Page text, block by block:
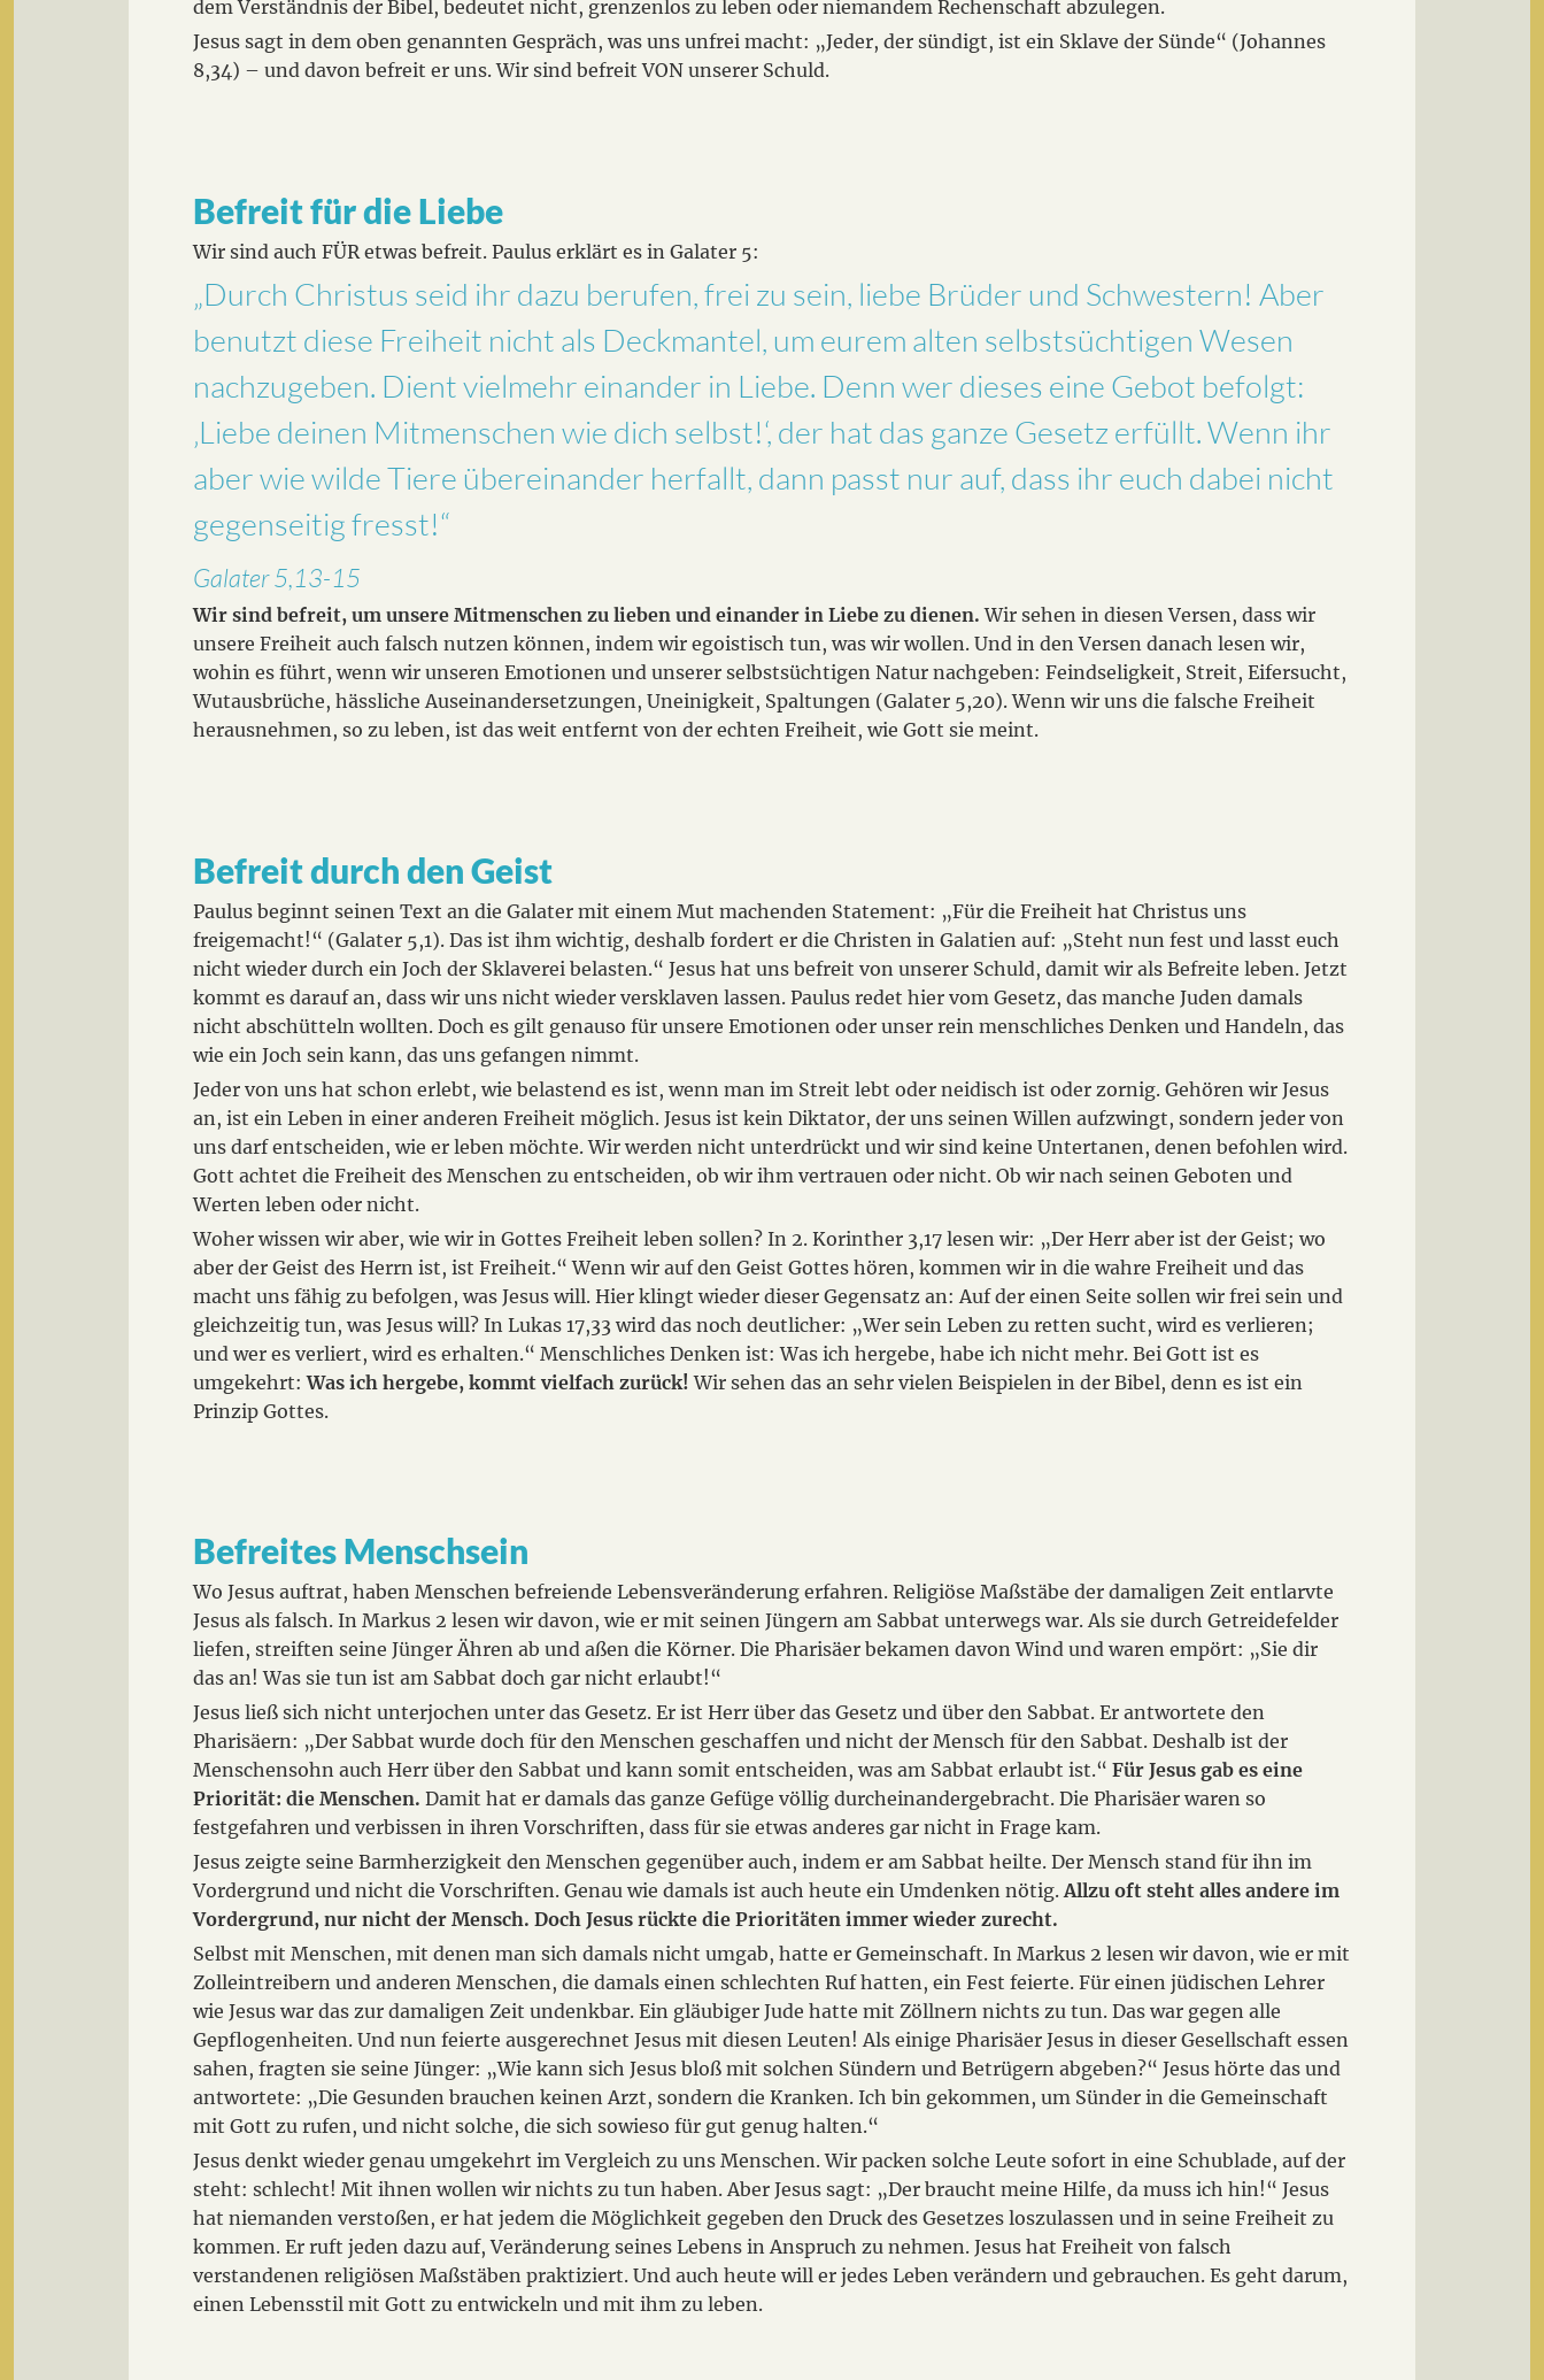
dem Verständnis der Bibel, bedeutet nicht, grenzenlos zu leben oder niemandem Rechenschaft abzulegen.
Jesus sagt in dem oben genannten Gespräch, was uns unfrei macht: „Jeder, der sündigt, ist ein Sklave der Sünde“ (Johannes
8,34) – und davon befreit er uns. Wir sind befreit VON unserer Schuld.
Befreit für die Liebe
Wir sind auch FÜR etwas befreit. Paulus erklärt es in Galater 5:
„Durch Christus seid ihr dazu berufen, frei zu sein, liebe Brüder und Schwestern! Aber
benutzt diese Freiheit nicht als Deckmantel, um eurem alten selbstsüchtigen Wesen
nachzugeben. Dient vielmehr einander in Liebe. Denn wer dieses eine Gebot befolgt:
‚Liebe deinen Mitmenschen wie dich selbst!‘, der hat das ganze Gesetz erfüllt. Wenn ihr
aber wie wilde Tiere übereinander herfallt, dann passt nur auf, dass ihr euch dabei nicht
gegenseitig fresst!“
Galater 5,13-15
Wir sind befreit, um unsere Mitmenschen zu lieben und einander in Liebe zu dienen.Wir sehen in diesen Versen, dass wir
unsere Freiheit auch falsch nutzen können, indem wir egoistisch tun, was wir wollen. Und in den Versen danach lesen wir,
wohin es führt, wenn wir unseren Emotionen und unserer selbstsüchtigen Natur nachgeben: Feindseligkeit, Streit, Eifersucht,
Wutausbrüche, hässliche Auseinandersetzungen, Uneinigkeit, Spaltungen (Galater 5,20). Wenn wir uns die falsche Freiheit
herausnehmen, so zu leben, ist das weit entfernt von der echten Freiheit, wie Gott sie meint.
Befreit durch den Geist
Paulus beginnt seinen Text an die Galater mit einem Mut machenden Statement: „Für die Freiheit hat Christus uns
freigemacht!“ (Galater 5,1). Das ist ihm wichtig, deshalb fordert er die Christen in Galatien auf: „Steht nun fest und lasst euch
nicht wieder durch ein Joch der Sklaverei belasten.“ Jesus hat uns befreit von unserer Schuld, damit wir als Befreite leben. Jetzt
kommt es darauf an, dass wir uns nicht wieder versklaven lassen. Paulus redet hier vom Gesetz, das manche Juden damals
nicht abschütteln wollten. Doch es gilt genauso für unsere Emotionen oder unser rein menschliches Denken und Handeln, das
wie ein Joch sein kann, das uns gefangen nimmt.
Jeder von uns hat schon erlebt, wie belastend es ist, wenn man im Streit lebt oder neidisch ist oder zornig. Gehören wir Jesus
an, ist ein Leben in einer anderen Freiheit möglich. Jesus ist kein Diktator, der uns seinen Willen aufzwingt, sondern jeder von
uns darf entscheiden, wie er leben möchte. Wir werden nicht unterdrückt und wir sind keine Untertanen, denen befohlen wird.
Gott achtet die Freiheit des Menschen zu entscheiden, ob wir ihm vertrauen oder nicht. Ob wir nach seinen Geboten und
Werten leben oder nicht.
Woher wissen wir aber, wie wir in Gottes Freiheit leben sollen? In 2. Korinther 3,17 lesen wir: „Der Herr aber ist der Geist; wo
aber der Geist des Herrn ist, ist Freiheit.“ Wenn wir auf den Geist Gottes hören, kommen wir in die wahre Freiheit und das
macht uns fähig zu befolgen, was Jesus will. Hier klingt wieder dieser Gegensatz an: Auf der einen Seite sollen wir frei sein und
gleichzeitig tun, was Jesus will? In Lukas 17,33 wird das noch deutlicher: „Wer sein Leben zu retten sucht, wird es verlieren;
und wer es verliert, wird es erhalten.“ Menschliches Denken ist: Was ich hergebe, habe ich nicht mehr. Bei Gott ist es
umgekehrt:Was ich hergebe, kommt vielfach zurück!Wir sehen das an sehr vielen Beispielen in der Bibel, denn es ist ein
Prinzip Gottes.
Befreites Menschsein
Wo Jesus auftrat, haben Menschen befreiende Lebensveränderung erfahren. Religiöse Maßstäbe der damaligen Zeit entlarvte
Jesus als falsch. In Markus 2 lesen wir davon, wie er mit seinen Jüngern am Sabbat unterwegs war. Als sie durch Getreidefelder
liefen, streiften seine Jünger Ähren ab und aßen die Körner. Die Pharisäer bekamen davon Wind und waren empört: „Sie dir
das an! Was sie tun ist am Sabbat doch gar nicht erlaubt!“
Jesus ließ sich nicht unterjochen unter das Gesetz. Er ist Herr über das Gesetz und über den Sabbat. Er antwortete den
Pharisäern: „Der Sabbat wurde doch für den Menschen geschaffen und nicht der Mensch für den Sabbat. Deshalb ist der
Menschensohn auch Herr über den Sabbat und kann somit entscheiden, was am Sabbat erlaubt ist.“ Für Jesus gab es eine
Priorität: die Menschen. Damit hat er damals das ganze Gefüge völlig durcheinandergebracht. Die Pharisäer waren so
festgefahren und verbissen in ihren Vorschriften, dass für sie etwas anderes gar nicht in Frage kam.
Jesus zeigte seine Barmherzigkeit den Menschen gegenüber auch, indem er am Sabbat heilte. Der Mensch stand für ihn im
Vordergrund und nicht die Vorschriften. Genau wie damals ist auch heute ein Umdenken nötig. Allzu oft steht alles andere im
Vordergrund, nur nicht der Mensch. Doch Jesus rückte die Prioritäten immer wieder zurecht.
Selbst mit Menschen, mit denen man sich damals nicht umgab, hatte er Gemeinschaft. In Markus 2 lesen wir davon, wie er mit
Zolleintreibern und anderen Menschen, die damals einen schlechten Ruf hatten, ein Fest feierte. Für einen jüdischen Lehrer
wie Jesus war das zur damaligen Zeit undenkbar. Ein gläubiger Jude hatte mit Zöllnern nichts zu tun. Das war gegen alle
Gepflogenheiten. Und nun feierte ausgerechnet Jesus mit diesen Leuten! Als einige Pharisäer Jesus in dieser Gesellschaft essen
sahen, fragten sie seine Jünger: „Wie kann sich Jesus bloß mit solchen Sündern und Betrügern abgeben?“ Jesus hörte das und
antwortete: „Die Gesunden brauchen keinen Arzt, sondern die Kranken. Ich bin gekommen, um Sünder in die Gemeinschaft
mit Gott zu rufen, und nicht solche, die sich sowieso für gut genug halten.“
Jesus denkt wieder genau umgekehrt im Vergleich zu uns Menschen. Wir packen solche Leute sofort in eine Schublade, auf der
steht: schlecht! Mit ihnen wollen wir nichts zu tun haben. Aber Jesus sagt: „Der braucht meine Hilfe, da muss ich hin!“ Jesus
hat niemanden verstoßen, er hat jedem die Möglichkeit gegeben den Druck des Gesetzes loszulassen und in seine Freiheit zu
kommen. Er ruft jeden dazu auf, Veränderung seines Lebens in Anspruch zu nehmen. Jesus hat Freiheit von falsch
verstandenen religiösen Maßstäben praktiziert. Und auch heute will er jedes Leben verändern und gebrauchen. Es geht darum,
einen Lebensstil mit Gott zu entwickeln und mit ihm zu leben.